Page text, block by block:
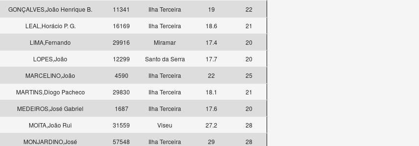
GONÇALVES,João Henrique B. 11341 Ilha Terceira 19
22
LEAL,Horácio P. G. 16169 Ilha Terceira 18.6
21
LIMA,Fernando 29916 Miramar 17.4
20
LOPES,João 12299 Santo da Serra 17.7
20
MARCELINO,João 4590 Ilha Terceira 22
25
MARTINS,Diogo Pacheco 29830 Ilha Terceira 18.1
21
MEDEIROS,José Gabriel 1687 Ilha Terceira 17.6
20
MOITA,João Rui 31559 Viseu 27.2
28
MONJARDINO,José 57548 Ilha Terceira 29
28